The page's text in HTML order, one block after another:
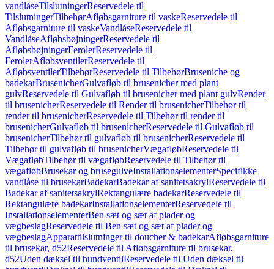
vandlåseTilslutningerReservedele til
TilslutningerTilbehørAfløbsgarniture til vaskeReservedele til
Afløbsgarniture til vaskeVandlåseReservedele til
VandlåseAfløbsbøjningerReservedele til
AfløbsbøjningerFerolerReservedele til
FerolerAfløbsventilerReservedele til
AfløbsventilerTilbehørReservedele til TilbehørBruseniche og
badekarBrusenicherGulvafløb til brusenicher med plant
gulvReservedele til Gulvafløb til brusenicher med plant gulvRender
til brusenicherReservedele til Render til brusenicherTilbehør til
render til brusenicherReservedele til Tilbehør til render til
brusenicherGulvafløb til brusenicherReservedele til Gulvafløb til
brusenicherTilbehør til gulvafløb til brusenicherReservedele til
Tilbehør til gulvafløb til brusenicherVægafløbReservedele til
VægafløbTilbehør til vægafløbReservedele til Tilbehør til
vægafløbBrusekar og brusegulveInstallationselementerSpecifikke
vandlåse til brusekarBadekarBadekar af sanitetsakrylReservedele til
Badekar af sanitetsakrylRektangulære badekarReservedele til
Rektangulære badekarInstallationselementerReservedele til
InstallationselementerBen sæt og sæt af plader og
vægbeslagReservedele til Ben sæt og sæt af plader og
vægbeslagApparattilslutninger til doucher & badekarAfløbsgarniture
til brusekar, d52Reservedele til Afløbsgarniture til brusekar,
d52Uden dæksel til bundventilReservedele til Uden dæksel til